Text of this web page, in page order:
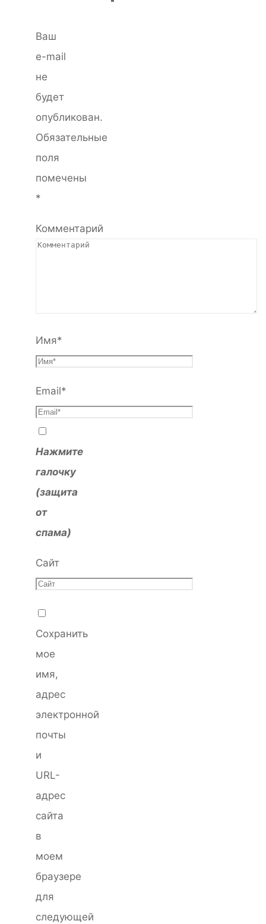
Ваш
e-mail
не
будет
опубликован.
Обязательные
поля
помечены
*
Комментарий
Имя*
Email*
Нажмите
галочку
(защита
от
спама)
Сайт
Сохранить
мое
имя,
адрес
электронной
почты
и
URL-
адрес
сайта
в
моем
браузере
для
следующей